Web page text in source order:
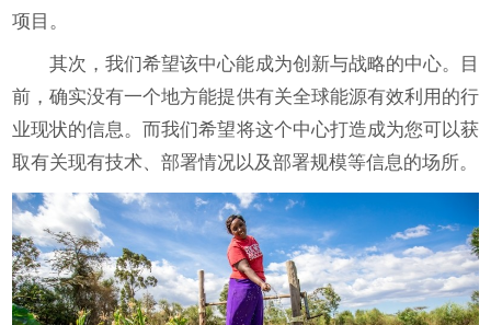
项目。
其次，我们希望该中心能成为创新与战略的中心。目
前，确实没有一个地方能提供有关全球能源有效利用的行
业现状的信息。而我们希望将这个中心打造成为您可以获
取有关现有技术、部署情况以及部署规模等信息的场所。